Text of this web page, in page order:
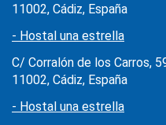
11002, Cádiz, España
- Hostal una estrella
C/ Corralón de los Carros,
11002, Cádiz, España
- Hostal una estrella